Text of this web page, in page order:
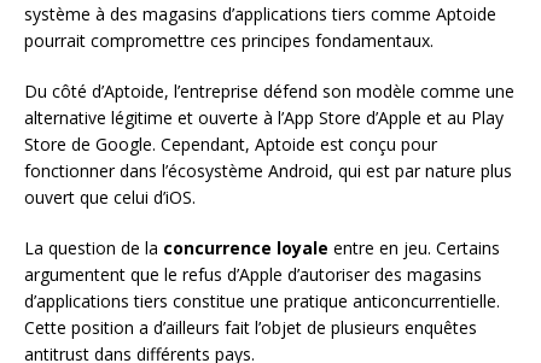
système à des magasins d’applications tiers comme Aptoide
pourrait compromettre ces principes fondamentaux.
Du côté d’Aptoide, l’entreprise défend son modèle comme une
alternative légitime et ouverte à l’App Store d’Apple et au Play
Store de Google. Cependant, Aptoide est conçu pour
fonctionner dans l’écosystème Android, qui est par nature plus
ouvert que celui d’iOS.
La question de la concurrence loyale entre en jeu. Certains
argumentent que le refus d’Apple d’autoriser des magasins
d’applications tiers constitue une pratique anticoncurrentielle.
Cette position a d’ailleurs fait l’objet de plusieurs enquêtes
antitrust dans différents pays.